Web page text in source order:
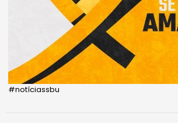
#notíciassbu